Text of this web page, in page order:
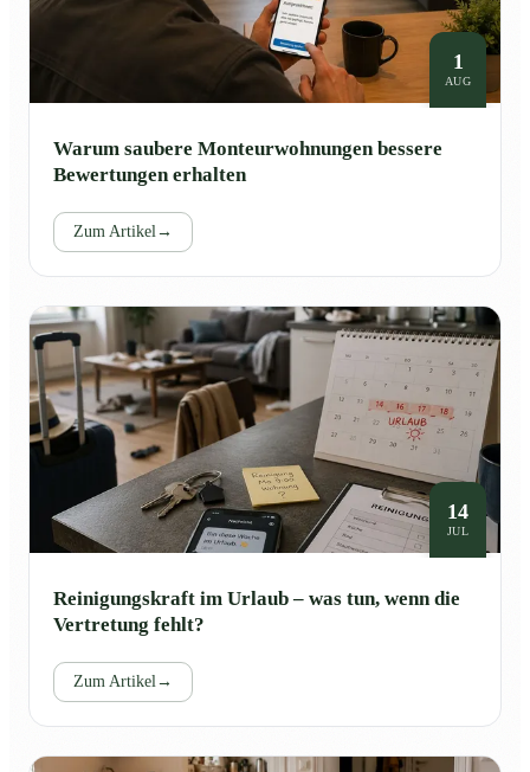
1
AUG
Warum saubere Monteurwohnungen bessere
Bewertungen erhalten
Zum Artikel →
14
JUL
Reinigungskraft im Urlaub – was tun, wenn die
Vertretung fehlt?
Zum Artikel →